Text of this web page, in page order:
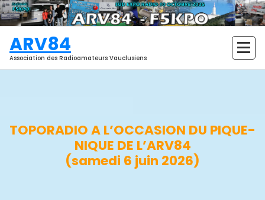
Aller
au
contenu
ARV84
Association des Radioamateurs Vauclusiens
TOPORADIO A L’OCCASION DU PIQUE-
NIQUE DE L’ARV84
(samedi 6 juin 2026)